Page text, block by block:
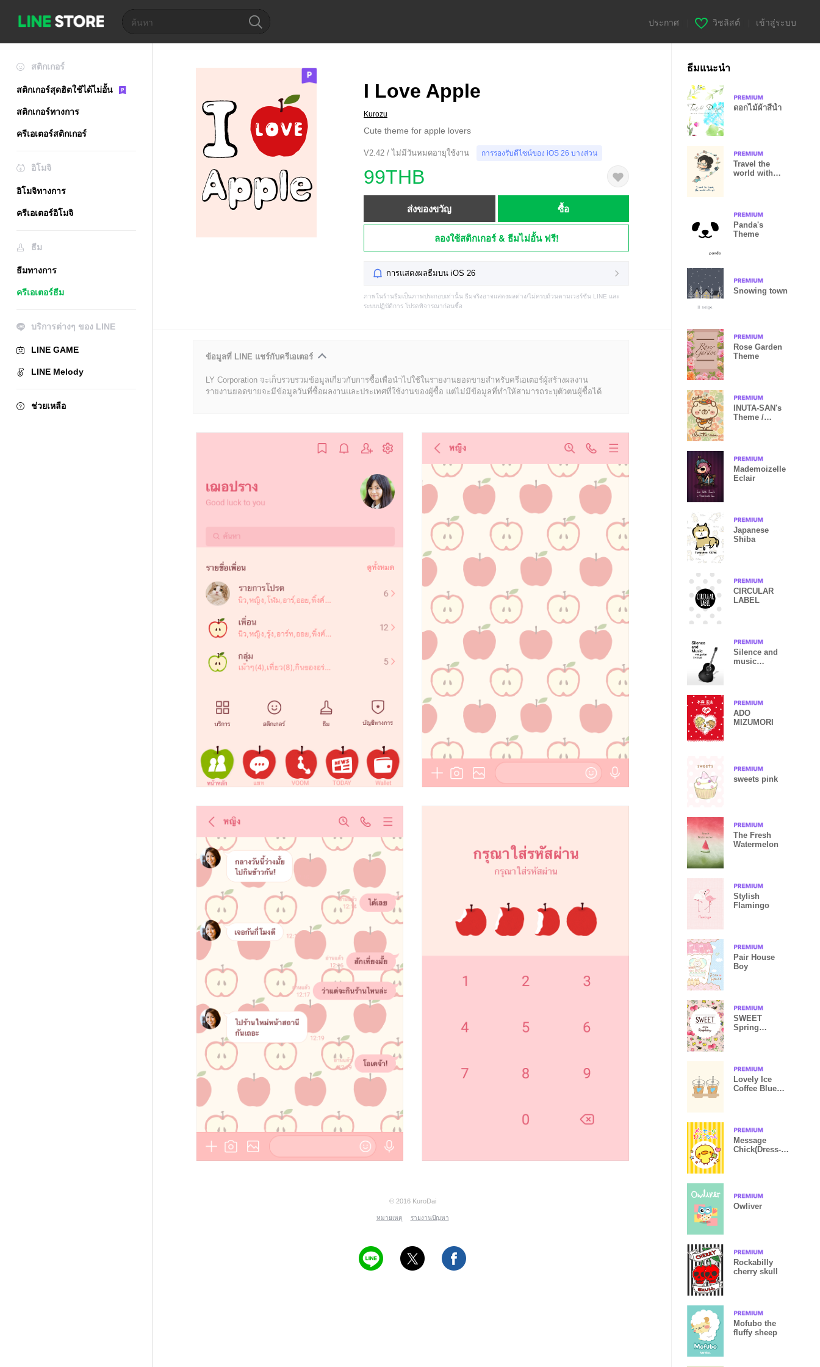
ประกาศ วิชลิสต์ เข้าสู่ระบบ
สติกเกอร์
สติกเกอร์สุดฮิตใช้ได้ไม่อั้น
สติกเกอร์ทางการ
ครีเอเตอร์สติกเกอร์
อิโมจิ
อิโมจิทางการ
ครีเอเตอร์อิโมจิ
ธีม
ธีมทางการ
ครีเอเตอร์ธีม
บริการต่างๆ ของ LINE
LINE GAME
LINE Melody
ช่วยเหลือ
I Love Apple
Kurozu
Cute theme for apple lovers
V2.42 / ไม่มีวันหมดอายุใช้งาน การรองรับดีไซน์ของ iOS 26 บางส่วน
99THB
ส่งของขวัญ ซื้อ
ลองใช้สติกเกอร์ & ธีมไม่อั้น ฟรี!
การแสดงผลธีมบน iOS 26
ภาพในร้านธีมเป็นภาพประกอบเท่านั้น ธีมจริงอาจแสดงผลต่าง/ไม่ครบถ้วนตามเวอร์ชัน LINE และ
ระบบปฏิบัติการ โปรดพิจารณาก่อนซื้อ
ข้อมูลที่ LINE แชร์กับครีเอเตอร์
LY Corporation จะเก็บรวบรวมข้อมูลเกี่ยวกับการซื้อเพื่อนำไปใช้ในรายงานยอดขายสำหรับครีเอเตอร์ผู้สร้างผลงาน
รายงานยอดขายจะมีข้อมูลวันที่ซื้อผลงานและประเทศที่ใช้งานของผู้ซื้อ แต่ไม่มีข้อมูลที่ทำให้สามารถระบุตัวตนผู้ซื้อได้
© 2016 KuroDai
หมายเหตุ รายงานปัญหา
ธีมแนะนำ
ดอกไม้ผ้าสีน้ำ
Travel the
world with
Panda's
Theme
Snowing town
Rose Garden
Theme
INUTA-SAN's
Theme /
Mademoizelle
Eclair
Japanese
Shiba
CIRCULAR
LABEL
Silence and
music
ADO
MIZUMORI
sweets pink
The Fresh
Watermelon
Stylish
Flamingo
Pair House
Boy
SWEET
Spring
Lovely Ice
Coffee Blue
Message
Chick(Dress-
Owliver
Rockabilly
cherry skull
Mofubo the
fluffy sheep